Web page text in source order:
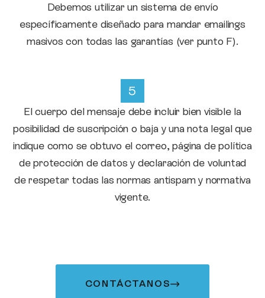
Debemos utilizar un sistema de envío
específicamente diseñado para mandar emailings
masivos con todas las garantías (ver punto F).
El cuerpo del mensaje debe incluir bien visible la
posibilidad de suscripción o baja y una nota legal que
indique como se obtuvo el correo, página de política
de protección de datos y declaración de voluntad
de respetar todas las normas antispam y normativa
vigente.
CONTÁCTANOS